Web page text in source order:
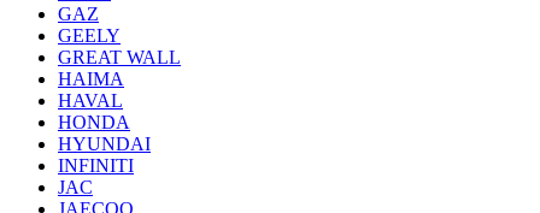
GAZ
GEELY
GREAT WALL
HAIMA
HAVAL
HONDA
HYUNDAI
INFINITI
JAC